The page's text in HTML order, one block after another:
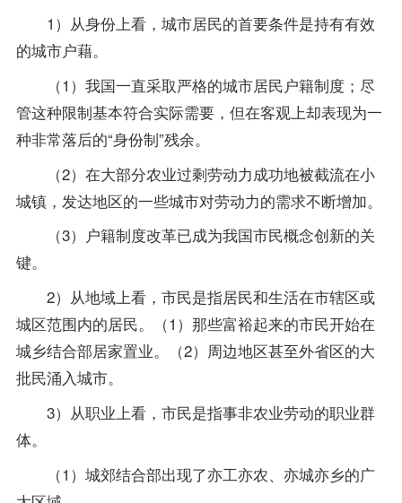
1）从身份上看，城市居民的首要条件是持有有效
的城市户藉。
（1）我国一直采取严格的城市居民户籍制度；尽
管这种限制基本符合实际需要，但在客观上却表现为一
种非常落后的“身份制”残余。
（2）在大部分农业过剩劳动力成功地被截流在小
城镇，发达地区的一些城市对劳动力的需求不断增加。
（3）户籍制度改革已成为我国市民概念创新的关
键。
2）从地域上看，市民是指居民和生活在市辖区或
城区范围内的居民。（1）那些富裕起来的市民开始在
城乡结合部居家置业。（2）周边地区甚至外省区的大
批民涌入城市。
3）从职业上看，市民是指事非农业劳动的职业群
体。
（1）城郊结合部出现了亦工亦农、亦城亦乡的广